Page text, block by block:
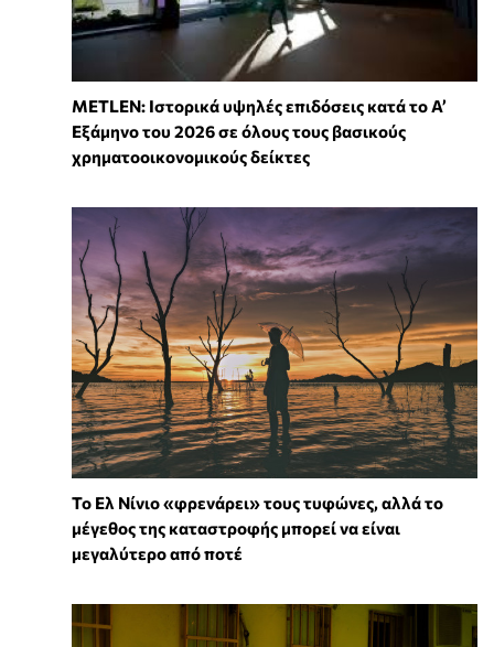
METLEN: Ιστορικά υψηλές επιδόσεις κατά το Α’
Εξάμηνο του 2026 σε όλους τους βασικούς
χρηματοοικονομικούς δείκτες
Το Ελ Νίνιο «φρενάρει» τους τυφώνες, αλλά το
μέγεθος της καταστροφής μπορεί να είναι
μεγαλύτερο από ποτέ